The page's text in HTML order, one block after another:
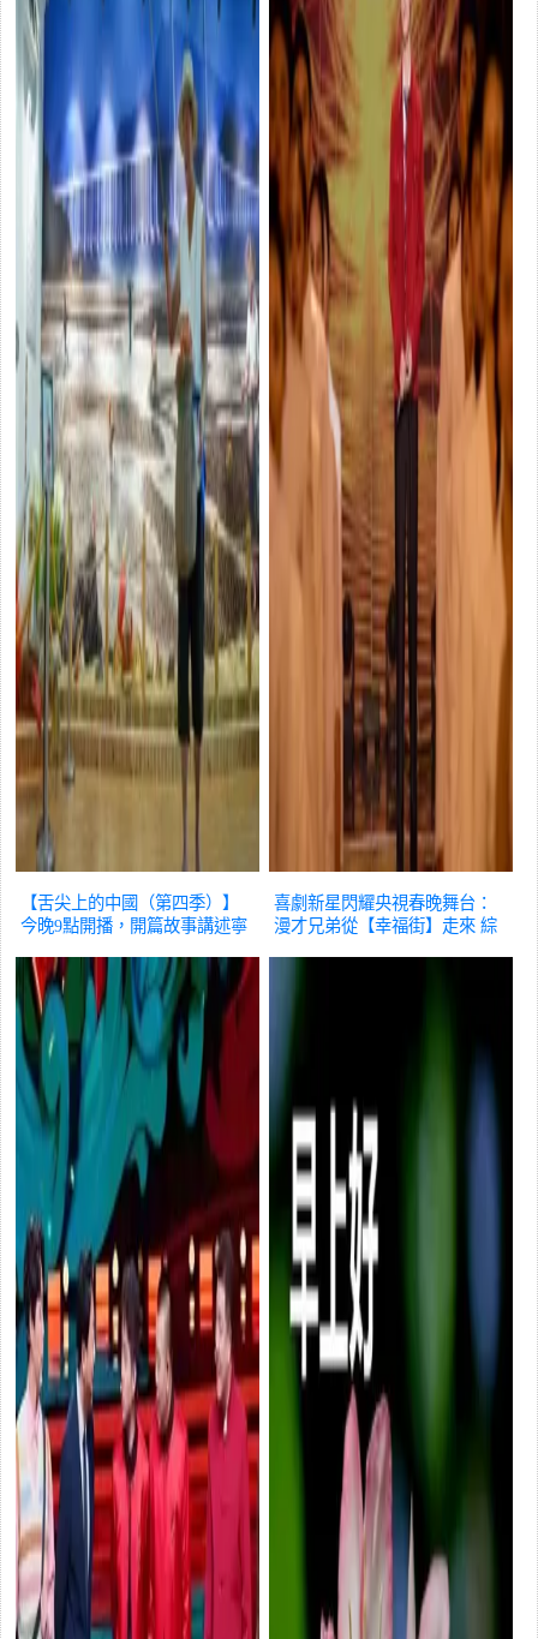
【舌尖上的中國（第四季）】
今晚9點開播，開篇故事講述寧
喜劇新星閃耀央視春晚舞台：
漫才兄弟從【幸福街】走來 綜